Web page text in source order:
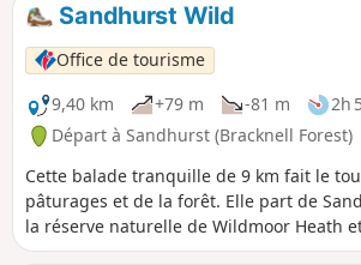
Sandhurst Wild
Office de tourisme
9,40 km
+79 m -81 m 2h
Départ à Sandhurst (Bracknell Forest)
Cette balade tranquille de 9 km fait le
pâturages et de la forêt. Elle part de
la réserve naturelle de Wildmoor Heath
Crowthorne Wood.